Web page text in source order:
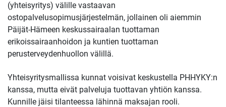
(yhteisyritys) välille vastaavan
ostopalvelusopimusjärjestelmän, jollainen oli aiemmin
Päijät-Hämeen keskussairaalan tuottaman
erikoissairaanhoidon ja kuntien tuottaman
perusterveydenhuollon välillä.
Yhteisyritysmallissa kunnat voisivat keskustella PHHYKY:n
kanssa, mutta eivät palveluja tuottavan yhtiön kanssa.
Kunnille jäisi tilanteessa lähinnä maksajan rooli.